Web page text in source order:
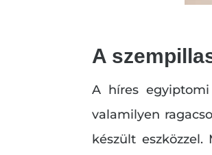
A
A híres
valamilyen
készült